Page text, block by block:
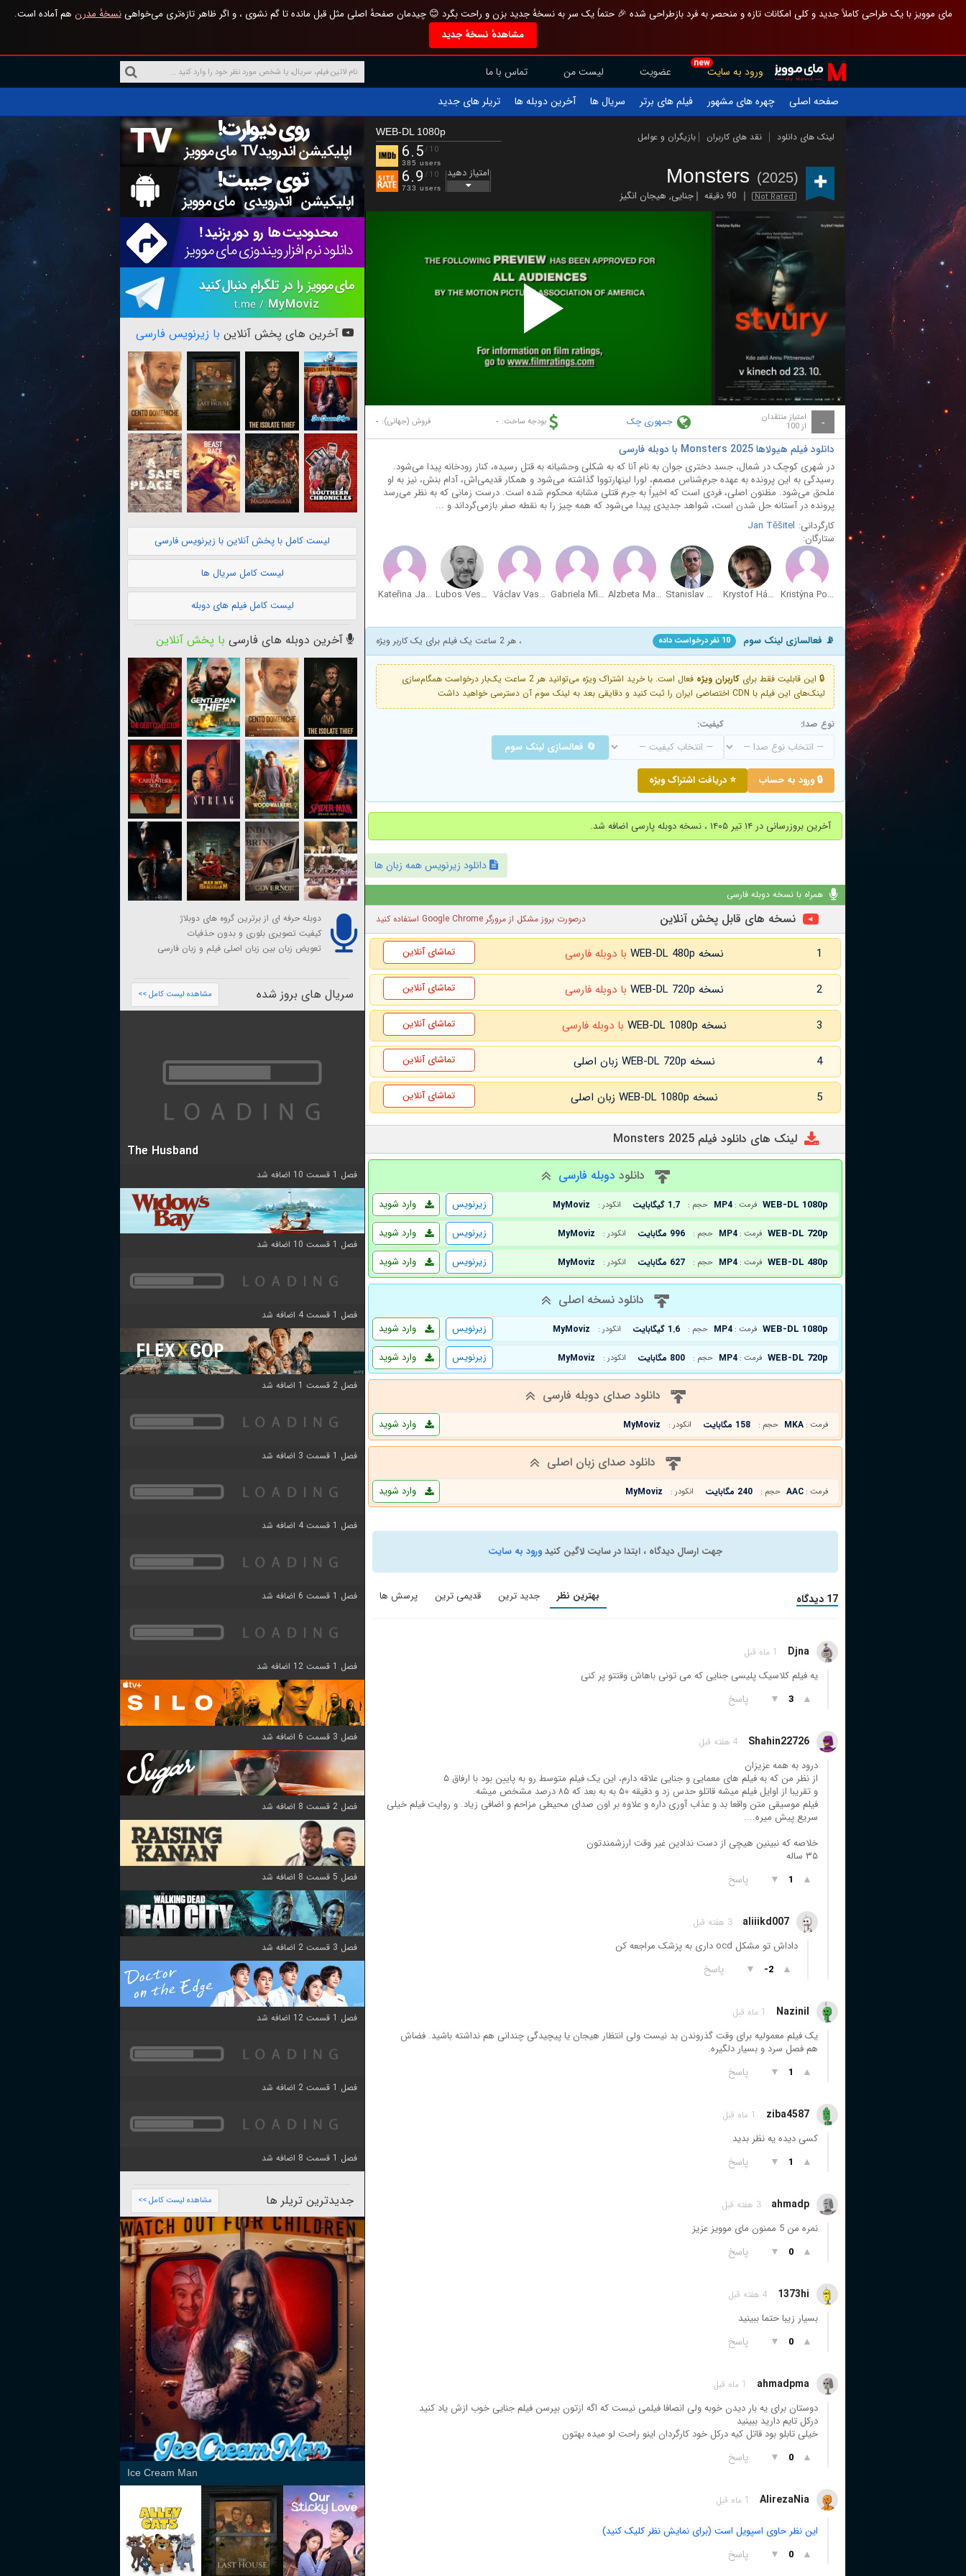
مای موویز با یک طراحی کاملاً جدید و کلی امکانات تازه و منحصر به فرد بازطراحی شده 🎉 حتماً یک سر به نسخهٔ جدید بزن و راحت بگرد 😊 چیدمان صفحهٔ اصلی مثل قبل مانده تا گم نشوی ، و اگر ظاهر تازه‌تری می‌خواهینسخهٔ مدرن هم آماده است.
مشاهدهٔ نسخهٔ جدید
new
ورود به سایت عضویت لیست من
تماس با ما
صفحه اصلی
چهره های مشهور فیلم های برتر سریال ها آخرین دوبله ها تریلر های جدید
لینک های دانلود نقد های کاربران بازیگران و عوامل
Monsters (2025)
Not Rated 90 دقیقه جنایی, هیجان انگیز
WEB-DL 1080p
6.5/10
385 users
6.9 /10
733 users
امتیاز دهید
Play
Video
- امتیاز منتقدان
از 100 جمهوری چک بودجه ساخت: - فروش (جهانی): -
دانلود فیلم هیولاها Monsters 2025 با دوبله فارسی
در شهری کوچک در شمال، جسد دختری جوان به نام آنا که به شکلی وحشیانه به قتل رسیده، کنار رودخانه پیدا می‌شود.
رسیدگی به این پرونده به عهده جرم‌شناس مصمم، لورا لینهارتووا گذاشته می‌شود و همکار قدیمی‌اش، آدام بنش، نیز به او
ملحق می‌شود. مظنون اصلی، فردی است که اخیراً به جرم قتلی مشابه محکوم شده است. درست زمانی که به نظر می‌رسد
پرونده در آستانه حل شدن است، شواهد جدیدی پیدا می‌شود که همه چیز را به نقطه صفر بازمی‌گرداند و ...
کارگردانی: Jan Těšitel
ستارگان:
Kristýna Podzimková
Krystof Hádek
Stanislav Majer
Alzbeta Malá
Gabriela Míčová
Václav Vasák
Lubos Veselý
Kateřina Janečková
📡 فعالسازی لینک سوم 10 نفر درخواست داده ، هر 2 ساعت یک فیلم برای یک کاربر ویژه
🔒 این قابلیت فقط برای کاربران ویژه
فعال است. با خرید اشتراک ویژه می‌توانید هر 2 ساعت یک‌بار درخواست همگام‌سازی
لینک‌های این فیلم با CDN اختصاصی ایران را ثبت کنید و دقایقی بعد به لینک سوم آن دسترسی خواهید داشت
نوع صدا: کیفیت:
🔄 فعالسازی لینک سوم
🔒 ورود به حساب ⭐ دریافت اشتراک ویژه
آخرین بروزرسانی در ۱۴ تیر ۱۴۰۵ ، نسخه دوبله پارسی اضافه شد.
دانلود زیرنویس همه زبان ها
همراه با نسخه دوبله فارسی
نسخه های قابل پخش آنلاین درصورت بروز مشکل از مرورگر Google Chrome استفاده کنید
1 نسخه WEB-DL 480p با دوبله فارسی تماشای آنلاین
2 نسخه WEB-DL 720p با دوبله فارسی تماشای آنلاین
3 نسخه WEB-DL 1080p با دوبله فارسی تماشای آنلاین
4 نسخه WEB-DL 720p زبان اصلی تماشای آنلاین
5 نسخه WEB-DL 1080p زبان اصلی تماشای آنلاین
لینک های دانلود فیلم Monsters 2025
دانلود دوبله فارسی
WEB-DL 1080p فرمت : MP4 حجم : 1.7 گیگابایت انکودر : MyMoviz وارد شوید
زیرنویس
WEB-DL 720p فرمت : MP4 حجم : 996 مگابایت انکودر : MyMoviz وارد شوید
زیرنویس
WEB-DL 480p فرمت : MP4 حجم : 627 مگابایت انکودر : MyMoviz وارد شوید زیرنویس
دانلود نسخه اصلی
WEB-DL 1080p فرمت : MP4 حجم : 1.6 گیگابایت انکودر : MyMoviz وارد شوید
زیرنویس
WEB-DL 720p فرمت : MP4 حجم : 800 مگابایت انکودر : MyMoviz وارد شوید زیرنویس
دانلود صدای دوبله فارسی
فرمت : MKA حجم : 158 مگابایت انکودر : MyMoviz وارد شوید
دانلود صدای زبان اصلی
فرمت : AAC حجم : 240 مگابایت انکودر : MyMoviz وارد شوید
جهت ارسال دیدگاه ، ابتدا در سایت لاگین کنیدورود به سایت
17 دیدگاه بهترین نظر جدید ترین قدیمی ترین پرسش ها
Djna 1 ماه قبل
یه فیلم کلاسیک پلیسی جنایی که می تونی باهاش وقتتو پر کنی
▲
3
▼ پاسخ
Shahin22726 4 هفته قبل
درود به همه عزیزان
از نظر من که به فیلم های معمایی و جنایی علاقه دارم، این یک فیلم متوسط رو به پایین بود با ارفاق ۵
و تقریبا از اوایل فیلم میشه قاتلو حدس زد و دقیقه ۵۰ به به بعد که ۸۵ درصد مشخص میشه.
فیلم موسیقی متن واقعا بد و عذاب آوری داره و علاوه بر اون صدای محیطی مزاحم و اضافی زیاد. و روایت فیلم خیلی
سریع پیش میره....
خلاصه که نبینین هیچی از دست ندادین غیر وقت ارزشمندتون
۳۵ ساله
▲
1
▼ پاسخ
aliiikd007 3 هفته قبل
داداش تو مشکل ocd داری به پزشک مراجعه کن
▲
-2
▼ پاسخ
Nazinil 1 ماه قبل
یک فیلم معمولیه برای وقت گذروندن بد نیست ولی انتظار هیجان یا پیچیدگی چندانی هم نداشته باشید. فضاش
هم فصل سرد و بسیار دلگیره.
▲
1
▼ پاسخ
ziba4587 1 ماه قبل
کسی دیده یه نظر بدید
▲
1
▼ پاسخ
ahmadp 3 هفته قبل
نمره من 5 ممنون مای موویز عزیز
▲
0
▼ پاسخ
1373hi 4 هفته قبل
بسیار زیبا حتما ببینید
▲
0
▼ پاسخ
ahmadpma 1 ماه قبل
دوستان برای یه بار دیدن خوبه ولی انصافا فیلمی نیست که اگه ازتون بپرسن فیلم جنایی خوب ازش یاد کنید
درکل تایم دارید ببینید
خیلی تابلو بود قاتل کیه درکل خود کارگردان اینو راحت لو میده بهتون
▲
0
▼ پاسخ
AlirezaNia 1 ماه قبل
این نظر حاوی اسپویل است (برای نمایش نظر کلیک کنید)
▲
0
▼ پاسخ
آخرین های پخش آنلاین با زیرنویس فارسی
لیست کامل با پخش آنلاین با زیرنویس فارسی
لیست کامل سریال ها
لیست کامل فیلم های دوبله
آخرین دوبله های فارسی با پخش آنلاین
دوبله حرفه ای از برترین گروه های دوبلاژ
کیفیت تصویری بلوری و بدون حذفیات
تعویض زبان بین زبان اصلی فیلم و زبان فارسی
سریال های بروز شده مشاهده لیست کامل >>
The Husband
فصل 1 قسمت 10 اضافه شد
فصل 1 قسمت 10 اضافه شد
فصل 1 قسمت 4 اضافه شد
فصل 2 قسمت 1 اضافه شد
فصل 1 قسمت 3 اضافه شد
فصل 1 قسمت 4 اضافه شد
فصل 1 قسمت 6 اضافه شد
فصل 1 قسمت 12 اضافه شد
فصل 3 قسمت 6 اضافه شد
فصل 2 قسمت 8 اضافه شد
فصل 5 قسمت 8 اضافه شد
فصل 3 قسمت 2 اضافه شد
فصل 1 قسمت 12 اضافه شد
فصل 1 قسمت 2 اضافه شد
فصل 1 قسمت 8 اضافه شد
جدیدترین تریلر ها مشاهده لیست کامل >>
Ice Cream Man